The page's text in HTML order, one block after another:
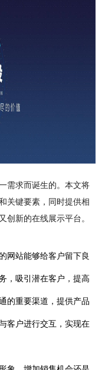
需求而诞生的。本文将
关键要素，同时提供相
创新的在线展示平台。
网站能够给客户留下良
，吸引潜在客户，提高
的重要渠道，提供产品
客户进行交互，实现在